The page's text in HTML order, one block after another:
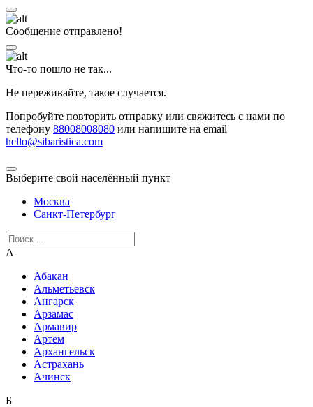
Сообщение отправлено!
Что-то пошло не так...
Не переживайте, такое случается.
Попробуйте повторить отправку или свяжитесь с нами по
телефону 88008008080 или напишите на email
hello@sibaristica.com
Выберите свой населённый пункт
Москва
Санкт-Петербург
А
Абакан
Альметьевск
Ангарск
Арзамас
Армавир
Артем
Архангельск
Астрахань
Ачинск
Б